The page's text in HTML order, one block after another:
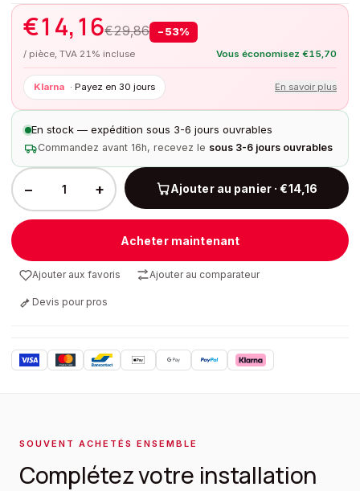
€14,16€29,86 − 53%
/ pièce, TVA 21% incluse Vous économisez €15,70
Klarna · Payez en 30 jours En savoir plus
En stock — expédition sous 3-6 jours ouvrables
Commandez avant 16h, recevez le sous 3-6 jours ouvrables
− + Ajouter au panier · €14,16
Acheter maintenant
Ajouter aux favoris Ajouter au comparateur
Devis pour pros
SOUVENT ACHETÉS ENSEMBLE
Complétez votre installation